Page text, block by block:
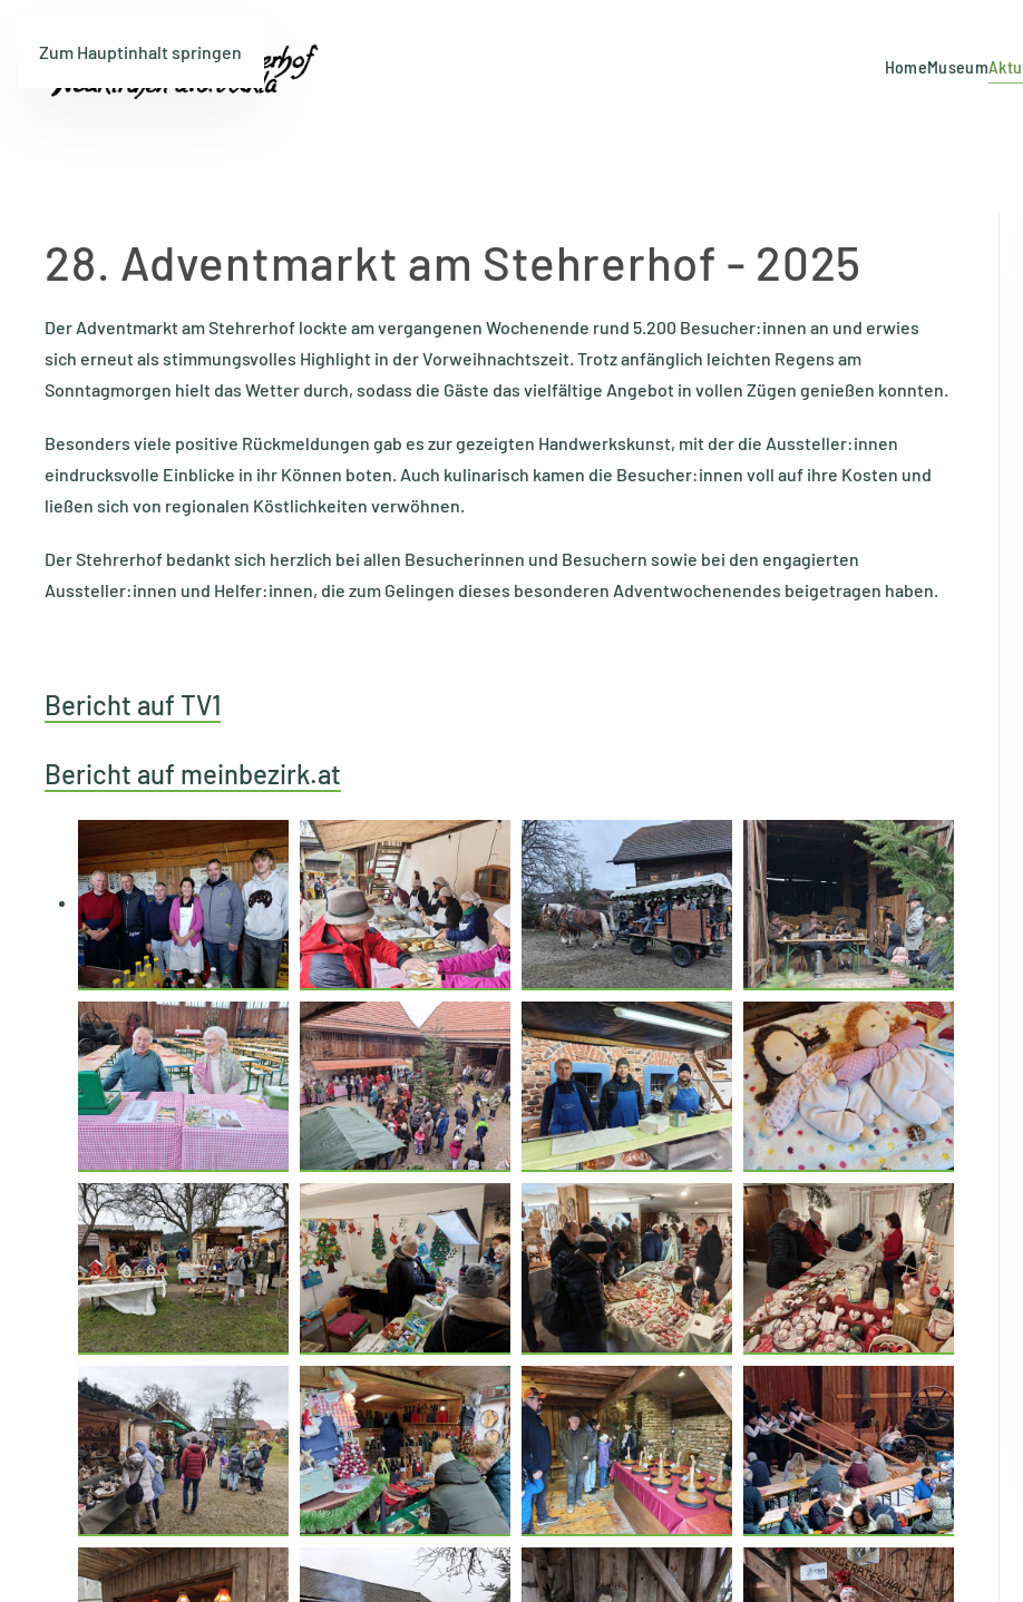
Zum Hauptinhalt springen
HomeMuseum
28. Adventmarkt am Stehrerhof - 2025
Der Adventmarkt am Stehrerhof lockte am vergangenen Wochenende rund 5.200 Besucher:innen an und erwies
sich erneut als stimmungsvolles Highlight in der Vorweihnachtszeit. Trotz anfänglich leichten Regens am
Sonntagmorgen hielt das Wetter durch, sodass die Gäste das vielfältige Angebot in vollen Zügen genießen konnten.
Besonders viele positive Rückmeldungen gab es zur gezeigten Handwerkskunst, mit der die Aussteller:innen
eindrucksvolle Einblicke in ihr Können boten. Auch kulinarisch kamen die Besucher:innen voll auf ihre Kosten und
ließen sich von regionalen Köstlichkeiten verwöhnen.
Der Stehrerhof bedankt sich herzlich bei allen Besucherinnen und Besuchern sowie bei den engagierten
Aussteller:innen und Helfer:innen, die zum Gelingen dieses besonderen Adventwochenendes beigetragen haben.
Bericht auf TV1
Bericht auf meinbezirk.at